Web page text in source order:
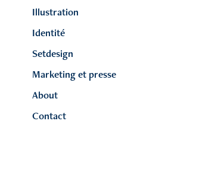
Illustration
Identité
Setdesign
Marketing et presse
About
Contact